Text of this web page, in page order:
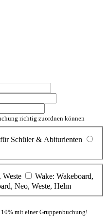
richtig zuordnen können
Schüler & Abiturienten
Weste
Wake: Wakeboard,
Neo, Weste, Helm
mit einer Gruppenbuchung!